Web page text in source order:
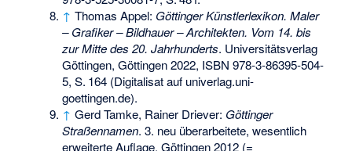
↑ Thomas Appel: Göttinger Künstlerlexikon. Maler
– Grafiker – Bildhauer – Architekten. Vom 14. bis
zur Mitte des 20. Jahrhunderts. Universitätsverlag
Göttingen, Göttingen 2022, ISBN 978-3-86395-504-
5,S. 164 (Digitalisat auf univerlag.uni-
goettingen.de).
↑ Gerd Tamke, Rainer Driever: Göttinger
Straßennamen. 3. neu überarbeitete, wesentlich
erweiterte Auflage, Göttingen 2012 (=